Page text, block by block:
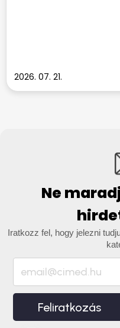
2026. 07. 21.
Ne
Iratkozz fel, hogy jelezni
Feliratkozás